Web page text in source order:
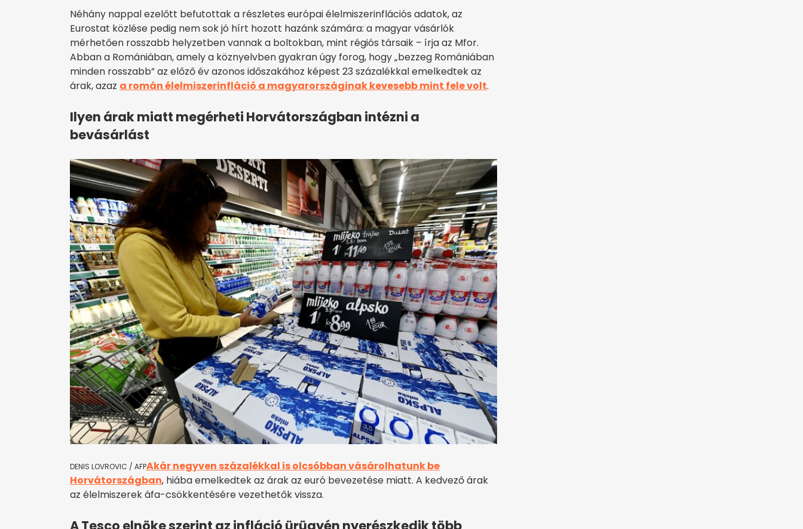
Néhány nappal ezelőtt befutottak a részletes európai élelmiszerinflációs adatok, az
Eurostat közlése pedig nem sok jó hírt hozott hazánk számára: a magyar vásárlók
mérhetően rosszabb helyzetben vannak a boltokban, mint régiós társaik – írja az Mfor.
Abban a Romániában, amely a köznyelvben gyakran úgy forog, hogy „bezzeg Romániában
minden rosszabb” az előző év azonos időszakához képest 23 százalékkal emelkedtek az
árak, azaz a román élelmiszerinfláció a magyarországinak kevesebb mint fele volt.
Ilyen árak miatt megérheti Horvátországban intézni a
bevásárlást
DENIS LOVROVIC / AFPAkár negyven százalékkal is olcsóbban vásárolhatunk be
Horvátországban, hiába emelkedtek az árak az euró bevezetése miatt. A kedvező árak
az élelmiszerek áfa-csökkentésére vezethetők vissza.